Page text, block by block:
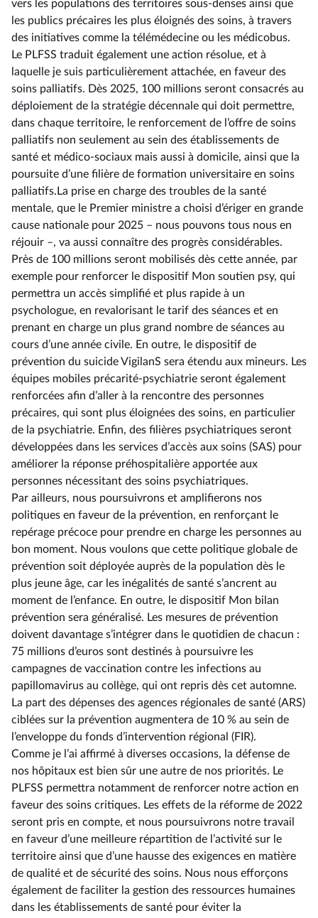
vers les populations des territoires sous-denses ainsi que
les publics précaires les plus éloignés des soins, à travers
des initiatives comme la télémédecine ou les médicobus.
Le PLFSS traduit également une action résolue, et à
laquelle je suis particulièrement attachée, en faveur des
soins palliatifs. Dès 2025, 100 millions seront consacrés au
déploiement de la stratégie décennale qui doit permettre,
dans chaque territoire, le renforcement de l’offre de soins
palliatifs non seulement au sein des établissements de
santé et médico-sociaux mais aussi à domicile, ainsi que la
poursuite d’une filière de formation universitaire en soins
palliatifs.La prise en charge des troubles de la santé
mentale, que le Premier ministre a choisi d’ériger en grande
cause nationale pour 2025 –⁠ nous pouvons tous nous en
réjouir –, va aussi connaître des progrès considérables.
Près de 100 millions seront mobilisés dès cette année, par
exemple pour renforcer le dispositif Mon soutien psy, qui
permettra un accès simplifié et plus rapide à un
psychologue, en revalorisant le tarif des séances et en
prenant en charge un plus grand nombre de séances au
cours d’une année civile. En outre, le dispositif de
prévention du suicide VigilanS sera étendu aux mineurs. Les
équipes mobiles précarité-psychiatrie seront également
renforcées afin d’aller à la rencontre des personnes
précaires, qui sont plus éloignées des soins, en particulier
de la psychiatrie. Enfin, des filières psychiatriques seront
développées dans les services d’accès aux soins (SAS) pour
améliorer la réponse préhospitalière apportée aux
personnes nécessitant des soins psychiatriques.
Par ailleurs, nous poursuivrons et amplifierons nos
politiques en faveur de la prévention, en renforçant le
repérage précoce pour prendre en charge les personnes au
bon moment. Nous voulons que cette politique globale de
prévention soit déployée auprès de la population dès le
plus jeune âge, car les inégalités de santé s’ancrent au
moment de l’enfance. En outre, le dispositif Mon bilan
prévention sera généralisé. Les mesures de prévention
doivent davantage s’intégrer dans le quotidien de chacun :
75 millions d’euros sont destinés à poursuivre les
campagnes de vaccination contre les infections au
papillomavirus au collège, qui ont repris dès cet automne.
La part des dépenses des agences régionales de santé (ARS)
ciblées sur la prévention augmentera de 10 % au sein de
l’enveloppe du fonds d’intervention régional (FIR).
Comme je l’ai affirmé à diverses occasions, la défense de
nos hôpitaux est bien sûr une autre de nos priorités. Le
PLFSS permettra notamment de renforcer notre action en
faveur des soins critiques. Les effets de la réforme de 2022
seront pris en compte, et nous poursuivrons notre travail
en faveur d’une meilleure répartition de l’activité sur le
territoire ainsi que d’une hausse des exigences en matière
de qualité et de sécurité des soins. Nous nous efforçons
également de faciliter la gestion des ressources humaines
dans les établissements de santé pour éviter la